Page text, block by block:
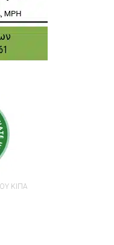
ΚΙΠΑ